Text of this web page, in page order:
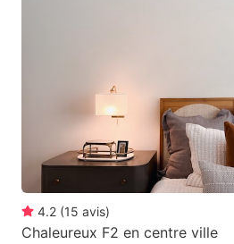
4.2 (15 avis)
Chaleureux F2 en centre ville